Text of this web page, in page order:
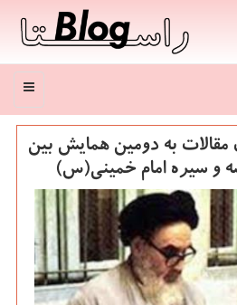
منو
به دومین همایش بین
و سیره امام خمینی(س)